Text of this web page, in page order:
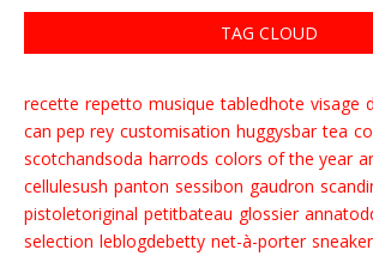
TAG CLOUD
recette repetto musique tabledhote visage
can pep rey customisation huggysbar tea
scotchandsoda harrods colors of the year
cellulesush panton sessibon gaudron
pistoletoriginal petitbateau glossier
selection leblogdebetty net-à-porter